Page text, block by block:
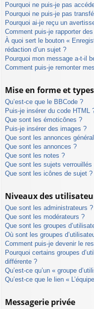
Pourquoi ne puis-je pas
Pourquoi ne puis-je pas
Pourquoi ai-je reçu un
Comment puis-je rapporter
À quoi sert le bouton «
rédaction d’un sujet ?
Pourquoi mon message a-t-il
Comment puis-je remonter
Mise en forme et
Qu’est-ce que le BBCode ?
Puis-je insérer du code HTML
Que sont les émoticônes ?
Puis-je insérer des images ?
Que sont les annonces
Que sont les annonces ?
Que sont les notes ?
Que sont les sujets verrouillés
Que sont les icônes de sujet ?
Niveaux des
Que sont les administrateurs ?
Que sont les modérateurs ?
Que sont les groupes
Où sont les groupes
Comment puis-je devenir le
Pourquoi certains groupes
différente ?
Qu’est-ce qu’un « groupe
Qu’est-ce que le lien «
Messagerie privée